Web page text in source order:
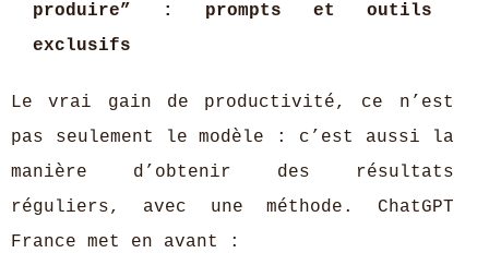
produire” : prompts et outils
exclusifs
Le vrai gain de productivité, ce n’est
pas seulement le modèle : c’est aussi la
manière d’obtenir des résultats
réguliers, avec une méthode. ChatGPT
France met en avant :